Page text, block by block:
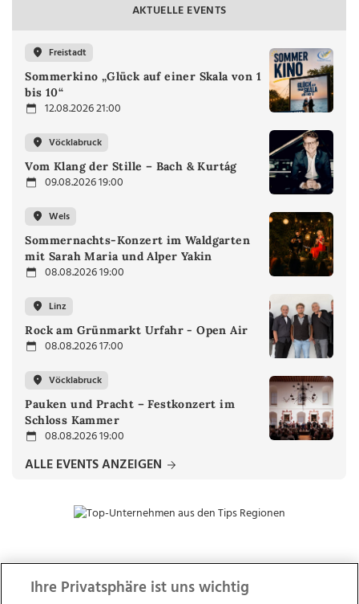
AKTUELLE EVENTS
Freistadt
Sommerkino „Glück auf einer Skala von 1
bis 10“
12.08.2026 21:00
Vöcklabruck
Vom Klang der Stille – Bach & Kurtág
09.08.2026 19:00
Wels
Sommernachts-Konzert im Waldgarten
mit Sarah Maria und Alper Yakin
08.08.2026 19:00
Linz
Rock am Grünmarkt Urfahr - Open Air
08.08.2026 17:00
Vöcklabruck
Pauken und Pracht – Festkonzert im
Schloss Kammer
08.08.2026 19:00
ALLE EVENTS ANZEIGEN
ZUR NACHRICHTENÜBERSICHT
Ihre Privatsphäre ist uns wichtig